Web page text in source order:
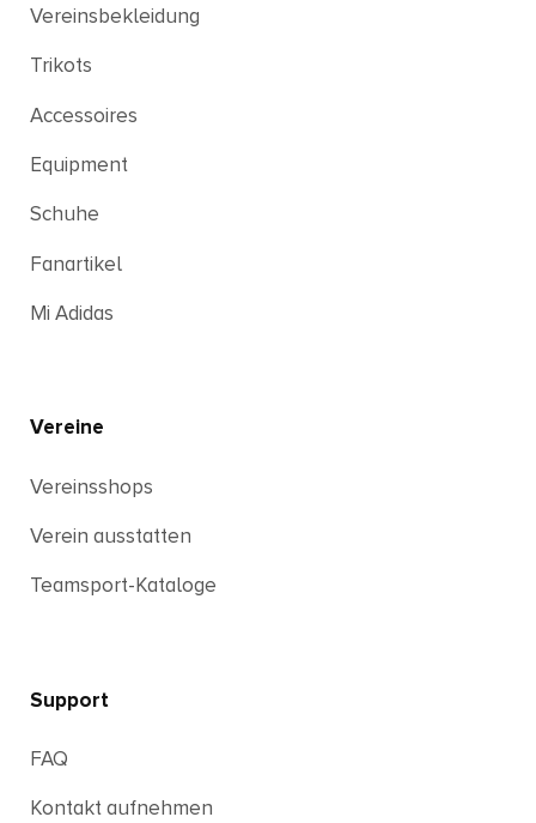
Vereinsbekleidung
Trikots
Accessoires
Equipment
Schuhe
Fanartikel
Mi Adidas
Vereine
Vereinsshops
Verein ausstatten
Teamsport-Kataloge
Support
FAQ
Kontakt aufnehmen